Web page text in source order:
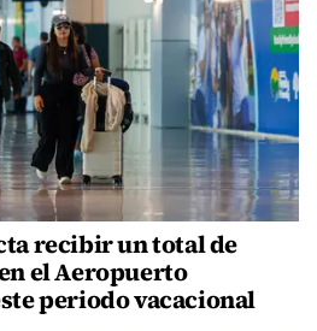
recibir un total de
el Aeropuerto
periodo vacacional